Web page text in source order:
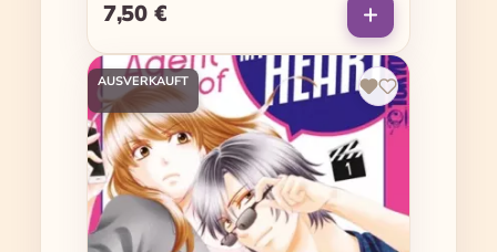
Regulärer Preis:
7,50 €
AUSVERKAUFT